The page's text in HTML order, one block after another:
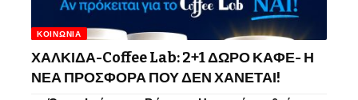
ΚΟΙΝΩΝΊΑ
ΧΑΛΚΙΔΑ-Coffee Lab: 2+1 ΔΩΡΟ ΚΑΦΕ- Η
ΝΕΑ ΠΡΟΣΦΟΡΑ ΠΟΥ ΔΕΝ ΧΑΝΕΤΑΙ!